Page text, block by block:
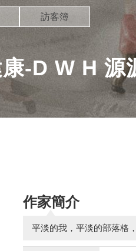
-D W H 源
訪客簿
作家簡介
平淡的我，平淡的部落格